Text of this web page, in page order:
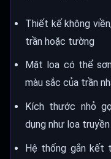
Thiết kế không
trần hoặc tường
Mặt loa có thể
màu sắc của trần
Kích thước nhỏ
dụng như loa
Hệ thống gắn kết